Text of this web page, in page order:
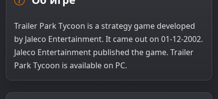
Trailer Park Tycoon is a strategy game developed
by Jaleco Entertainment. It came out on 01-12-2002.
Jaleco Entertainment published the game. Trailer
Park Tycoon is available on PC.